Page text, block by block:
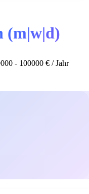
(m|w|d)
- 100000 € / Jahr